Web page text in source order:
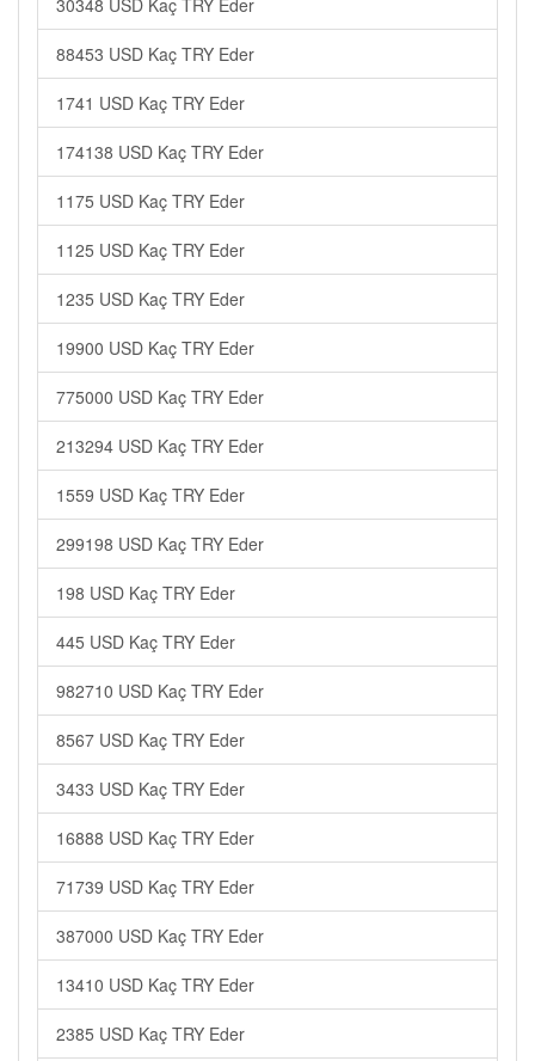
30348 USD Kaç TRY Eder
88453 USD Kaç TRY Eder
1741 USD Kaç TRY Eder
174138 USD Kaç TRY Eder
1175 USD Kaç TRY Eder
1125 USD Kaç TRY Eder
1235 USD Kaç TRY Eder
19900 USD Kaç TRY Eder
775000 USD Kaç TRY Eder
213294 USD Kaç TRY Eder
1559 USD Kaç TRY Eder
299198 USD Kaç TRY Eder
198 USD Kaç TRY Eder
445 USD Kaç TRY Eder
982710 USD Kaç TRY Eder
8567 USD Kaç TRY Eder
3433 USD Kaç TRY Eder
16888 USD Kaç TRY Eder
71739 USD Kaç TRY Eder
387000 USD Kaç TRY Eder
13410 USD Kaç TRY Eder
2385 USD Kaç TRY Eder